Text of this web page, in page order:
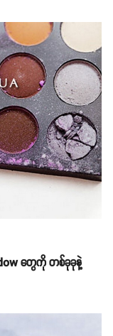
တွေကို တစ်ခုခုနဲ့